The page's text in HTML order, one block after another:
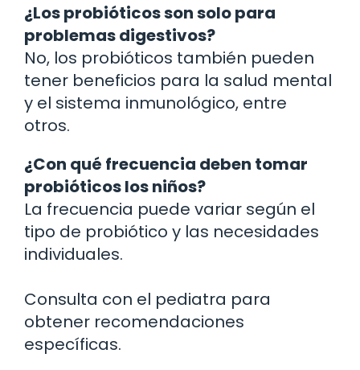
¿Los probióticos son solo para
problemas digestivos?
No, los probióticos también pueden
tener beneficios para la salud mental
y el sistema inmunológico, entre
otros.
¿Con qué frecuencia deben tomar
probióticos los niños?
La frecuencia puede variar según el
tipo de probiótico y las necesidades
individuales.
Consulta con el pediatra para
obtener recomendaciones
específicas.